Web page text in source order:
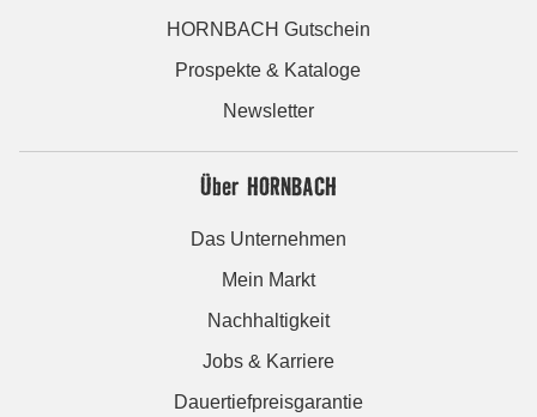
HORNBACH Gutschein
Prospekte & Kataloge
Newsletter
Über HORNBACH
Das Unternehmen
Mein Markt
Nachhaltigkeit
Jobs & Karriere
Dauertiefpreisgarantie